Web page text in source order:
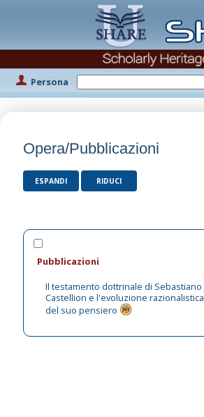
Persona
Opera/Pubblicazioni
ESPANDI RIDUCI
Pubblicazioni
Il testamento dottrinale di Sebastiano
Castellion e l'evoluzione razionalistica
del suo pensiero